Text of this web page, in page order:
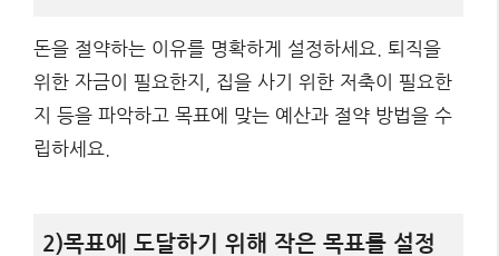
돈을 절약하는 이유를 명확하게 설정하세요. 퇴직을
위한 자금이 필요한지, 집을 사기 위한 저축이 필요한
지 등을 파악하고 목표에 맞는 예산과 절약 방법을 수
립하세요.
2)목표에 도달하기 위해 작은 목표를 설정